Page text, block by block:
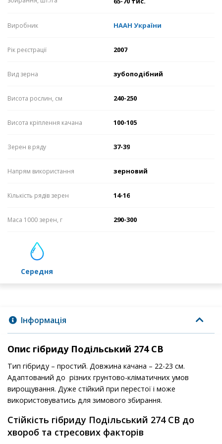
Виробник НААН України
Рік реєстрації 2007
Вид зерна зубоподібний
Висота рослин, см 240-250
Висота кріплення качана 100-105
Зерен в ряду 37-39
Напрям використання зерновий
Кількість рядів зерен 14-16
Маса 1000 зерен, г 290-300
середня
Інформація
Опис гібриду Подільський 274 СВ
Тип гібриду – простий. Довжина качана – 22-23 см.
Адаптований до різних грунтово-кліматичних умов
вирощування. Дуже стійкий при перестої і може
використовуватись для зимового збирання.
Стійкість гібриду Подільський 274 СВ до
хвороб та стресових факторів